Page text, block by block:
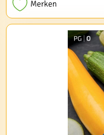
Merken